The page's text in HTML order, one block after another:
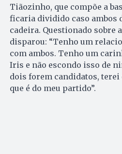
Tiãozinho, que compõe a
ficaria dividido caso ambos
cadeira. Questionado sobre
disparou: “Tenho um
com ambos. Tenho um
Iris e não escondo isso de
dois forem candidatos,
que é do meu partido”.